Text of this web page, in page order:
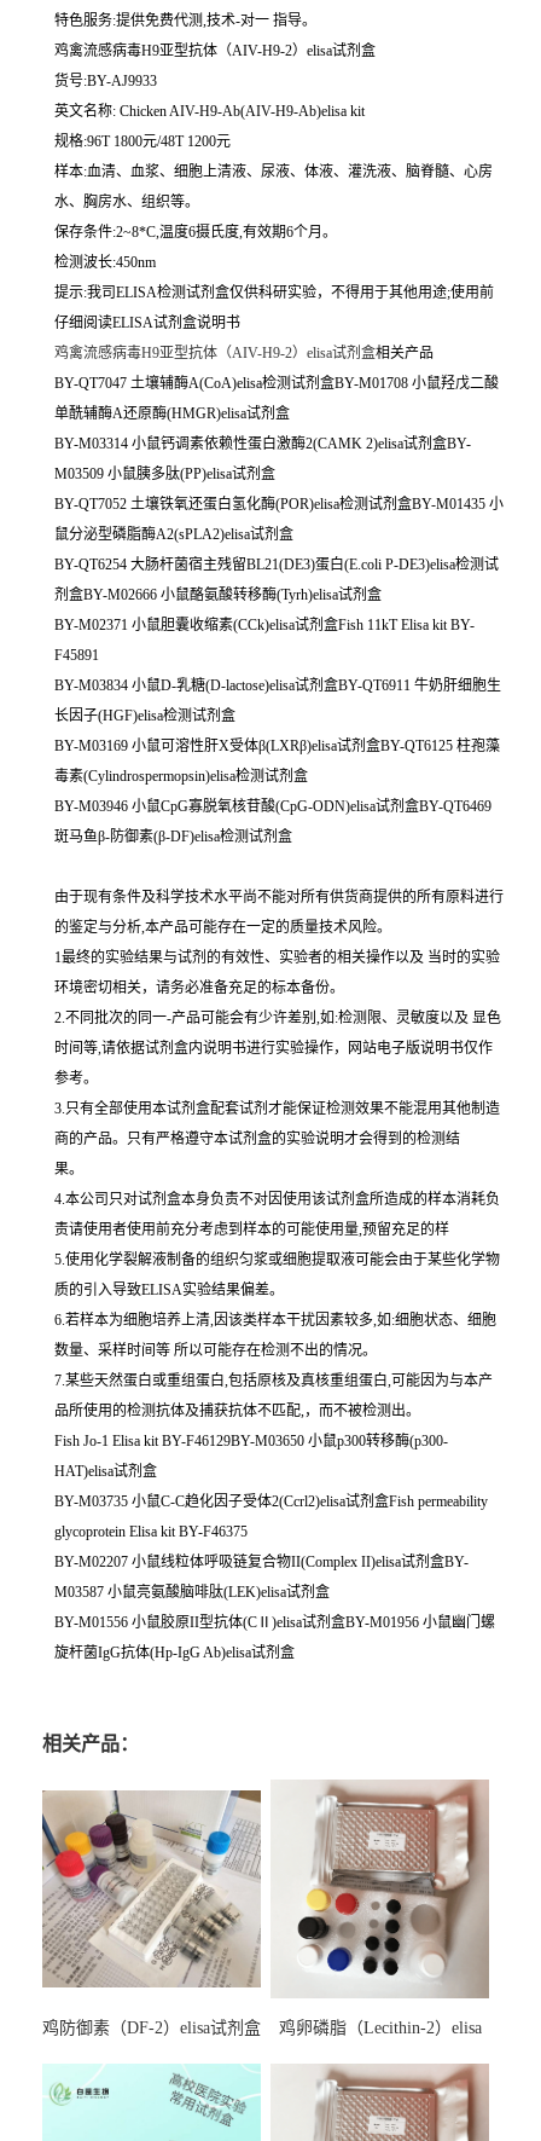
特色服务:提供免费代测,技术-对一 指导。
鸡禽流感病毒H9亚型抗体（AIV-H9-2）elisa试剂盒
货号:BY-AJ9933
英文名称: Chicken AIV-H9-Ab(AIV-H9-Ab)elisa kit
规格:96T 1800元/48T 1200元
样本:血清、血浆、细胞上清液、尿液、体液、灌洗液、脑脊髓、心房
水、胸房水、组织等。
保存条件:2~8*C,温度6摄氏度,有效期6个月。
检测波长:450nm
提示:我司ELISA检测试剂盒仅供科研实验，不得用于其他用途;使用前
仔细阅读ELISA试剂盒说明书
鸡禽流感病毒H9亚型抗体（AIV-H9-2）elisa试剂盒相关产品
BY-QT7047 土壤辅酶A(CoA)elisa检测试剂盒BY-M01708 小鼠羟戊二酸
单酰辅酶A还原酶(HMGR)elisa试剂盒
BY-M03314 小鼠钙调素依赖性蛋白激酶2(CAMK 2)elisa试剂盒BY-
M03509 小鼠胰多肽(PP)elisa试剂盒
BY-QT7052 土壤铁氧还蛋白氢化酶(POR)elisa检测试剂盒BY-M01435 小
鼠分泌型磷脂酶A2(sPLA2)elisa试剂盒
BY-QT6254 大肠杆菌宿主残留BL21(DE3)蛋白(E.coli P-DE3)elisa检测试
剂盒BY-M02666 小鼠酪氨酸转移酶(Tyrh)elisa试剂盒
BY-M02371 小鼠胆囊收缩素(CCk)elisa试剂盒Fish 11kT Elisa kit BY-
F45891
BY-M03834 小鼠D-乳糖(D-lactose)elisa试剂盒BY-QT6911 牛奶肝细胞生
长因子(HGF)elisa检测试剂盒
BY-M03169 小鼠可溶性肝X受体β(LXRβ)elisa试剂盒BY-QT6125 柱孢藻
毒素(Cylindrospermopsin)elisa检测试剂盒
BY-M03946 小鼠CpG寡脱氧核苷酸(CpG-ODN)elisa试剂盒BY-QT6469
斑马鱼β-防御素(β-DF)elisa检测试剂盒
由于现有条件及科学技术水平尚不能对所有供货商提供的所有原料进行
的鉴定与分析,本产品可能存在一定的质量技术风险。
1最终的实验结果与试剂的有效性、实验者的相关操作以及 当时的实验
环境密切相关，请务必准备充足的标本备份。
2.不同批次的同一-产品可能会有少许差别,如:检测限、灵敏度以及 显色
时间等,请依据试剂盒内说明书进行实验操作，网站电子版说明书仅作
参考。
3.只有全部使用本试剂盒配套试剂才能保证检测效果不能混用其他制造
商的产品。只有严格遵守本试剂盒的实验说明才会得到的检测结
果。
4.本公司只对试剂盒本身负责不对因使用该试剂盒所造成的样本消耗负
责请使用者使用前充分考虑到样本的可能使用量,预留充足的样
5.使用化学裂解液制备的组织匀浆或细胞提取液可能会由于某些化学物
质的引入导致ELISA实验结果偏差。
6.若样本为细胞培养上清,因该类样本干扰因素较多,如:细胞状态、细胞
数量、采样时间等 所以可能存在检测不出的情况。
7.某些天然蛋白或重组蛋白,包括原核及真核重组蛋白,可能因为与本产
品所使用的检测抗体及捕获抗体不匹配,，而不被检测出。
Fish Jo-1 Elisa kit BY-F46129BY-M03650 小鼠p300转移酶(p300-
HAT)elisa试剂盒
BY-M03735 小鼠C-C趋化因子受体2(Ccrl2)elisa试剂盒Fish permeability
glycoprotein Elisa kit BY-F46375
BY-M02207 小鼠线粒体呼吸链复合物II(Complex II)elisa试剂盒BY-
M03587 小鼠亮氨酸脑啡肽(LEK)elisa试剂盒
BY-M01556 小鼠胶原II型抗体(CⅡ)elisa试剂盒BY-M01956 小鼠幽门螺
旋杆菌IgG抗体(Hp-IgG Ab)elisa试剂盒
相关产品：
鸡防御素（DF-2）elisa试剂盒
鸡卵磷脂（Lecithin-2）elisa